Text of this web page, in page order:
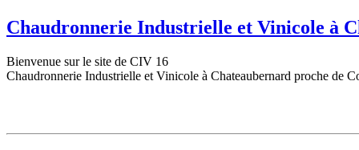
Chaudronnerie Industrielle et Vinicole à
Bienvenue sur le site de CIV 16
Chaudronnerie Industrielle et Vinicole à Chateaubernard proche de